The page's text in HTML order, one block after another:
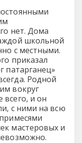
нет. Дома
школьной
с местными.
приказал
патарганец»
Родной
вокруг
и он
с ними на всю
мастеровых и